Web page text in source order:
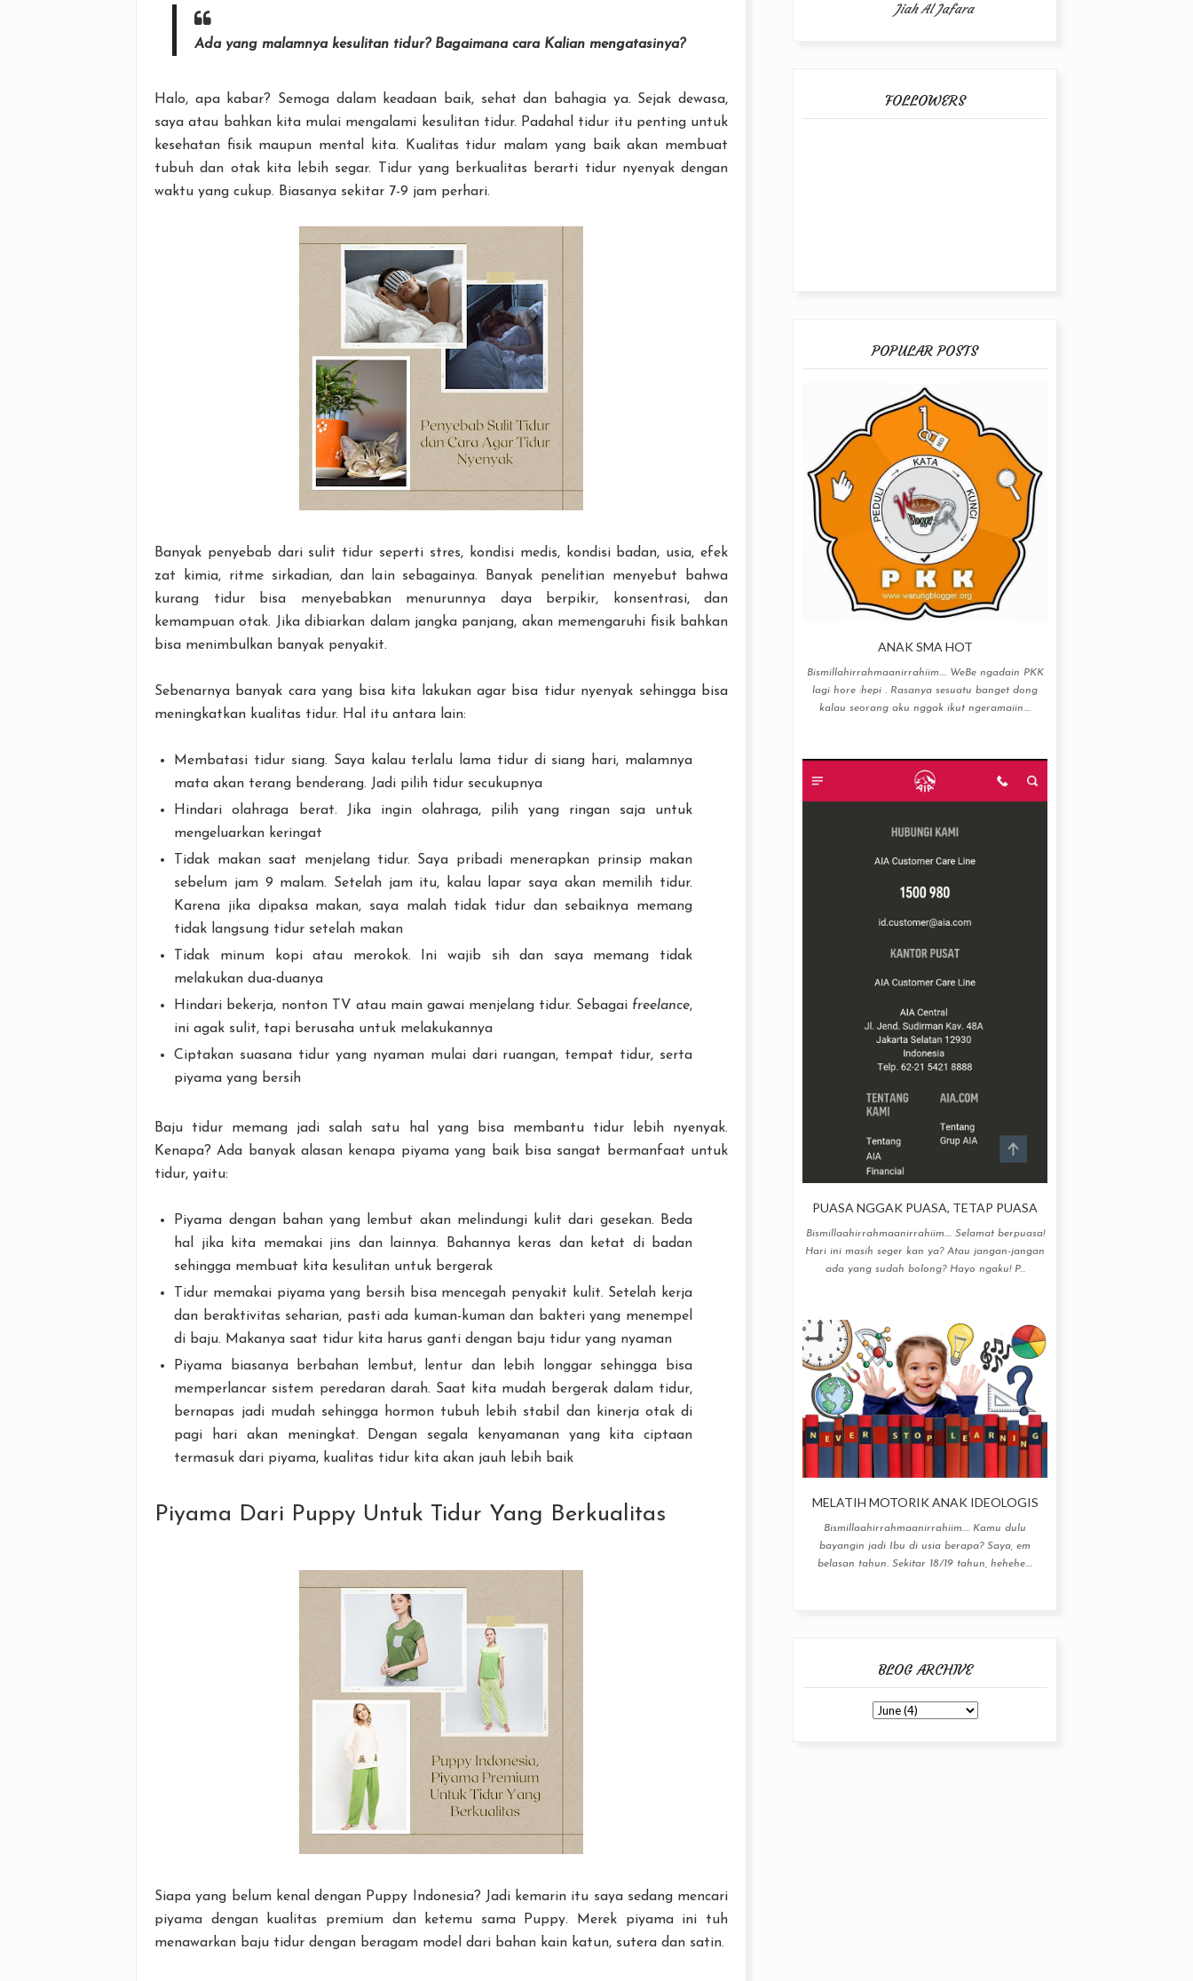
Ada yang malamnya kesulitan tidur? Bagaimana cara Kalian mengatasinya?
Halo, apa kabar? Semoga dalam keadaan baik, sehat dan bahagia ya. Sejak dewasa,
saya atau bahkan kita mulai mengalami kesulitan tidur. Padahal tidur itu penting untuk
kesehatan fisik maupun mental kita. Kualitas tidur malam yang baik akan membuat
tubuh dan otak kita lebih segar. Tidur yang berkualitas berarti tidur nyenyak dengan
waktu yang cukup. Biasanya sekitar 7-9 jam perhari.
Banyak penyebab dari sulit tidur seperti stres, kondisi medis, kondisi badan, usia, efek
zat kimia, ritme sirkadian, dan lain sebagainya. Banyak penelitian menyebut bahwa
kurang tidur bisa menyebabkan menurunnya daya berpikir, konsentrasi, dan
kemampuan otak. Jika dibiarkan dalam jangka panjang, akan memengaruhi fisik bahkan
bisa menimbulkan banyak penyakit.
Sebenarnya banyak cara yang bisa kita lakukan agar bisa tidur nyenyak sehingga bisa
meningkatkan kualitas tidur. Hal itu antara lain:
Membatasi tidur siang. Saya kalau terlalu lama tidur di siang hari, malamnya
mata akan terang benderang. Jadi pilih tidur secukupnya
Hindari olahraga berat. Jika ingin olahraga, pilih yang ringan saja untuk
mengeluarkan keringat
Tidak makan saat menjelang tidur. Saya pribadi menerapkan prinsip makan
sebelum jam 9 malam. Setelah jam itu, kalau lapar saya akan memilih tidur.
Karena jika dipaksa makan, saya malah tidak tidur dan sebaiknya memang
tidak langsung tidur setelah makan
Tidak minum kopi atau merokok. Ini wajib sih dan saya memang tidak
melakukan dua-duanya
Hindari bekerja, nonton TV atau main gawai menjelang tidur. Sebagai freelance,
ini agak sulit, tapi berusaha untuk melakukannya
Ciptakan suasana tidur yang nyaman mulai dari ruangan, tempat tidur, serta
piyama yang bersih
Baju tidur memang jadi salah satu hal yang bisa membantu tidur lebih nyenyak.
Kenapa? Ada banyak alasan kenapa piyama yang baik bisa sangat bermanfaat untuk
tidur, yaitu:
Piyama dengan bahan yang lembut akan melindungi kulit dari gesekan. Beda
hal jika kita memakai jins dan lainnya. Bahannya keras dan ketat di badan
sehingga membuat kita kesulitan untuk bergerak
Tidur memakai piyama yang bersih bisa mencegah penyakit kulit. Setelah kerja
dan beraktivitas seharian, pasti ada kuman-kuman dan bakteri yang menempel
di baju. Makanya saat tidur kita harus ganti dengan baju tidur yang nyaman
Piyama biasanya berbahan lembut, lentur dan lebih longgar sehingga bisa
memperlancar sistem peredaran darah. Saat kita mudah bergerak dalam tidur,
bernapas jadi mudah sehingga hormon tubuh lebih stabil dan kinerja otak di
pagi hari akan meningkat. Dengan segala kenyamanan yang kita ciptaan
termasuk dari piyama, kualitas tidur kita akan jauh lebih baik
Piyama Dari Puppy Untuk Tidur Yang Berkualitas
Siapa yang belum kenal dengan Puppy Indonesia? Jadi kemarin itu saya sedang mencari
piyama dengan kualitas premium dan ketemu sama Puppy. Merek piyama ini tuh
menawarkan baju tidur dengan beragam model dari bahan kain katun, sutera dan satin.
Jiah Al Jafara
FOLLOWERS
POPULAR POSTS
ANAK SMA HOT
Bismillahirrahmaanirrahiim…. WeBe ngadain PKK
lagi hore :hepi . Rasanya sesuatu banget dong
kalau seorang aku nggak ikut ngeramaiin....
PUASA NGGAK PUASA, TETAP PUASA
Bismillaahirrahmaanirrahiim.... Selamat berpuasa!
Hari ini masih seger kan ya? Atau jangan-jangan
ada yang sudah bolong? Hayo ngaku! P...
MELATIH MOTORIK ANAK IDEOLOGIS
Bismillaahirrahmaanirrahiim.... Kamu dulu
bayangin jadi Ibu di usia berapa? Saya, em
belasan tahun. Sekitar 18/19 tahun, hehehe....
BLOG ARCHIVE